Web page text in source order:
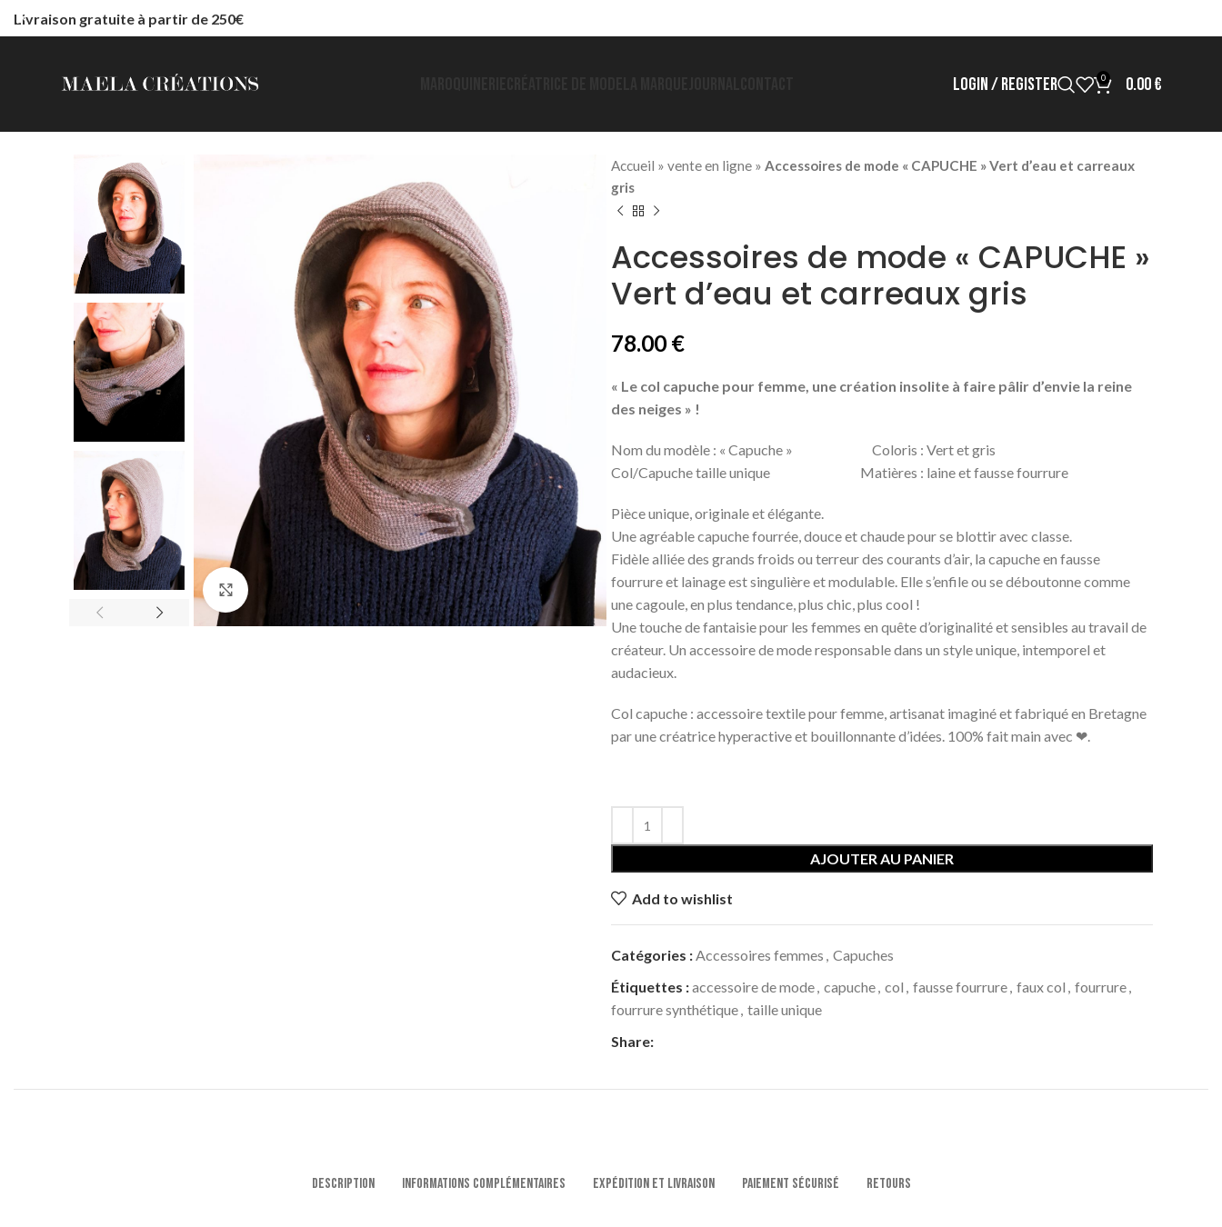
LOGIN / REGISTER 0 0.00€
Click to enlarge
Accueil » vente en ligne » Accessoires de mode « CAPUCHE » Vert d’eau et carreaux
gris
Accessoires de mode « CAPUCHE »
Vert d’eau et carreaux gris
78.00€
« Le col capuche pour femme, une création insolite à faire pâlir d’envie la reine
des neiges » !
Nom du modèle : « Capuche » Coloris : Vert et gris
Col/Capuche taille unique Matières : laine et fausse fourrure
Pièce unique, originale et élégante.
Une agréable capuche fourrée, douce et chaude pour se blottir avec classe.
Fidèle alliée des grands froids ou terreur des courants d’air, la capuche en fausse
fourrure et lainage est singulière et modulable. Elle s’enfile ou se déboutonne comme
une cagoule, en plus tendance, plus chic, plus cool !
Une touche de fantaisie pour les femmes en quête d’originalité et sensibles au travail de
créateur. Un accessoire de mode responsable dans un style unique, intemporel et
audacieux.
Col capuche : accessoire textile pour femme, artisanat imaginé et fabriqué en Bretagne
par une créatrice hyperactive et bouillonnante d’idées. 100% fait main avec ❤.
AJOUTER AU PANIER
Add to wishlist
Catégories :Accessoires femmes , Capuches
Étiquettes :accessoire de mode, capuche, col , fausse fourrure, faux col , fourrure,
fourrure synthétique, taille unique
Share:
DESCRIPTION INFORMATIONS COMPLÉMENTAIRES EXPÉDITION ET LIVRAISON PAIEMENT SÉCURISÉ RETOURS
Livraison gratuite à partir de 250€